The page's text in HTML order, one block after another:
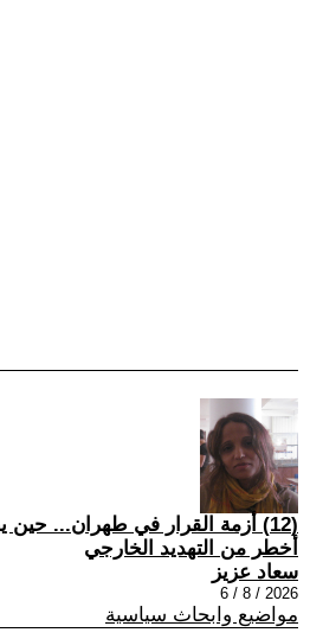
(12) أزمة القرار في طهران... حين
أخطر من التهديد الخارجي
سعاد عزيز
2026 / 8 / 6
مواضيع وابحاث سياسية